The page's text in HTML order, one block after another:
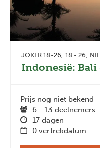
JOKER 18-26 18 - 26
Indonesië: Bali
Prijs nog niet bekend
6 - 13 deelnemers
17 dagen
0 vertrekdatum